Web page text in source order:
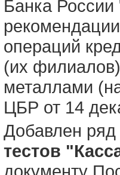
Банка
операций
(их
металлами
ЦБР от 14
Добавлен
тестов